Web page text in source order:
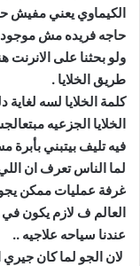
الكيماوي يعني مفيش
حاجه فريده مش
طريق الخلايا .
كلمة الخلايا لسه
الخلايا الجزعيه
فيه تليف بيتبني
لما الناس تعرف ان
غرفة عمليات ممكن
العالم ف لازم يكون
عندنا سياحه علاجيه ..
لان الجو لما كان جيري